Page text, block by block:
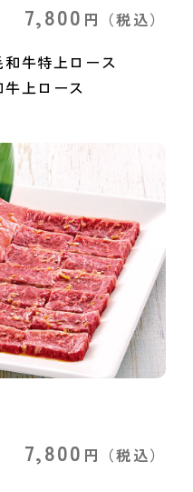
7,800 円 （税込）
牛特上ロース
上ロース
7,800 円 （税込）